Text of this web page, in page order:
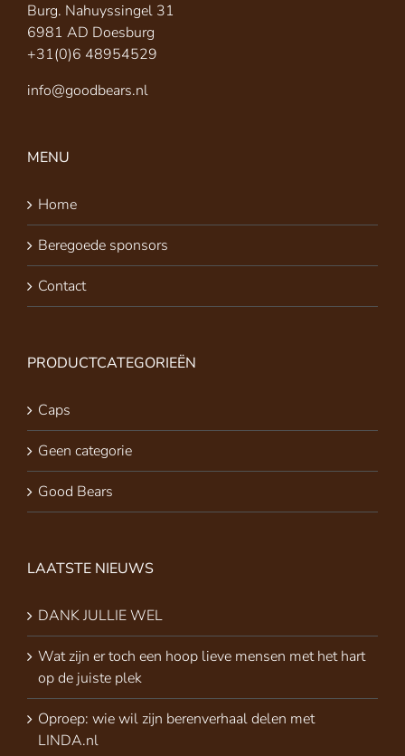
Burg. Nahuyssingel 31
6981 AD Doesburg
+31(0)6 48954529
info@goodbears.nl
MENU
Home
Beregoede sponsors
Contact
PRODUCTCATEGORIEËN
Caps
Geen categorie
Good Bears
LAATSTE NIEUWS
DANK JULLIE WEL
Wat zijn er toch een hoop lieve mensen met het hart
op de juiste plek
Oproep: wie wil zijn berenverhaal delen met
LINDA.nl